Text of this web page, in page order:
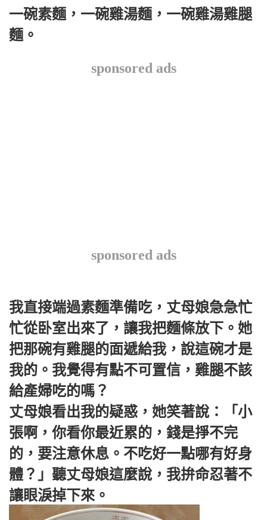
一碗素麵，一碗雞湯麵，一碗雞湯雞腿
麵。
sponsored ads
sponsored ads
我直接端過素麵準備吃，丈母娘急急忙
忙從卧室出來了，讓我把麵條放下。她
把那碗有雞腿的面遞給我，說這碗才是
我的。我覺得有點不可置信，雞腿不該
給產婦吃的嗎？
丈母娘看出我的疑惑，她笑著說：「小
張啊，你看你最近累的，錢是掙不完
的，要注意休息。不吃好一點哪有好身
體？」聽丈母娘這麼說，我拚命忍著不
讓眼淚掉下來。